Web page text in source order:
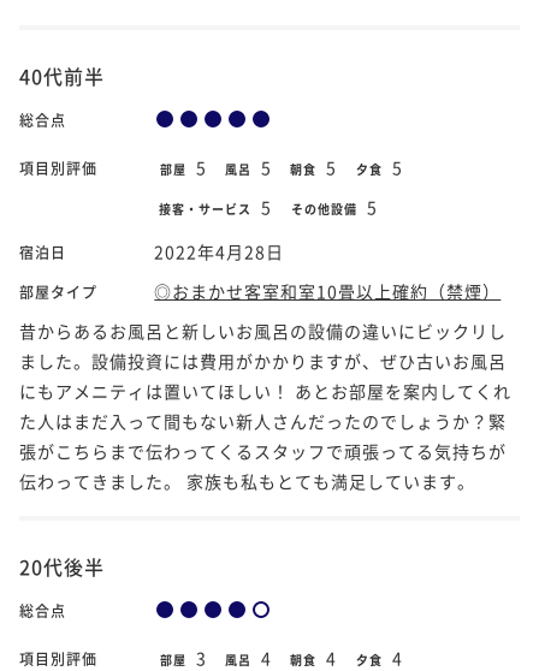
40代前半
総合点
項目別評価 部屋 5 風呂 5 朝食 5 夕食 5
接客・サービス 5 その他設備 5
宿泊日 2022年4月28日
部屋タイプ
◎おまかせ客室和室10畳以上確約（禁煙）
昔からあるお風呂と新しいお風呂の設備の違いにビックリし
ました。設備投資には費用がかかりますが、ぜひ古いお風呂
にもアメニティは置いてほしい！ あとお部屋を案内してくれ
た人はまだ入って間もない新人さんだったのでしょうか？緊
張がこちらまで伝わってくるスタッフで頑張ってる気持ちが
伝わってきました。 家族も私もとても満足しています。
20代後半
総合点
項目別評価 部屋 3 風呂 4 朝食 4 夕食 4